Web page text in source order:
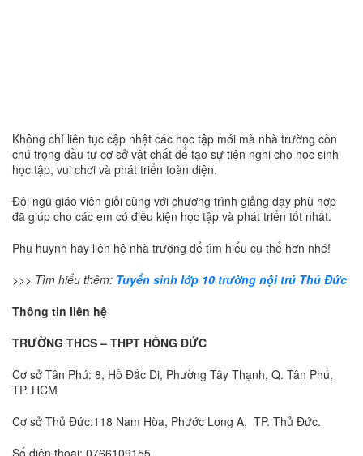
Không chỉ liên tục cập nhật các học tập mới mà nhà trường còn
chú trọng đầu tư cơ sở vật chất để tạo sự tiện nghi cho học sinh
học tập, vui chơi và phát triển toàn diện.
Đội ngũ giáo viên giỏi cùng với chương trình giảng dạy phù hợp
đã giúp cho các em có điều kiện học tập và phát triển tốt nhất.
Phụ huynh hãy liên hệ nhà trường để tìm hiểu cụ thể hơn nhé!
>>> Tìm hiểu thêm: Tuyển sinh lớp 10 trường nội trú Thủ Đức
Thông tin liên hệ
TRƯỜNG THCS – THPT HỒNG ĐỨC
Cơ sở Tân Phú: 8, Hồ Đắc Di, Phường Tây Thạnh, Q. Tân Phú,
TP. HCM
Cơ sở Thủ Đức:118 Nam Hòa, Phước Long A, TP. Thủ Đức.
Số điện thoại: 0766109155